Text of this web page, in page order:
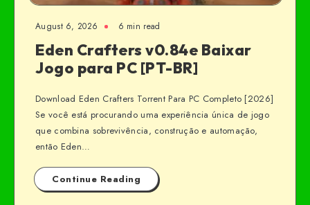
August 6, 2026 6 min read
Eden Crafters v0.84e Baixar
Jogo para PC [PT-BR]
Download Eden Crafters Torrent Para PC Completo [2026]
Se você está procurando uma experiência única de jogo
que combina sobrevivência, construção e automação,
então Eden…
Continue Reading